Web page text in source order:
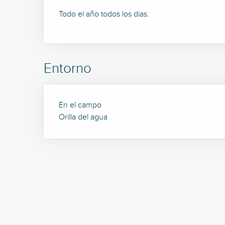
Todo el año todos los dias.
Entorno
En el campo
Orilla del agua